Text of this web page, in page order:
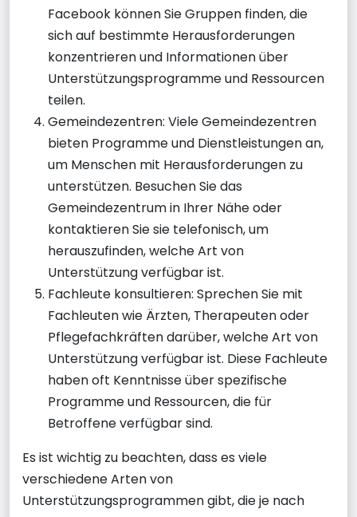
Facebook können Sie Gruppen finden, die
sich auf bestimmte Herausforderungen
konzentrieren und Informationen über
Unterstützungsprogramme und Ressourcen
teilen.
Gemeindezentren: Viele Gemeindezentren
bieten Programme und Dienstleistungen an,
um Menschen mit Herausforderungen zu
unterstützen. Besuchen Sie das
Gemeindezentrum in Ihrer Nähe oder
kontaktieren Sie sie telefonisch, um
herauszufinden, welche Art von
Unterstützung verfügbar ist.
Fachleute konsultieren: Sprechen Sie mit
Fachleuten wie Ärzten, Therapeuten oder
Pflegefachkräften darüber, welche Art von
Unterstützung verfügbar ist. Diese Fachleute
haben oft Kenntnisse über spezifische
Programme und Ressourcen, die für
Betroffene verfügbar sind.
Es ist wichtig zu beachten, dass es viele
verschiedene Arten von
Unterstützungsprogrammen gibt, die je nach